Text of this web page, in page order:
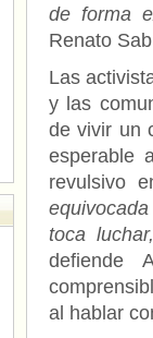
de forma
Renato
Las
y las
de vivir un
esperable
revulsivo
toca
defiende
al hablar